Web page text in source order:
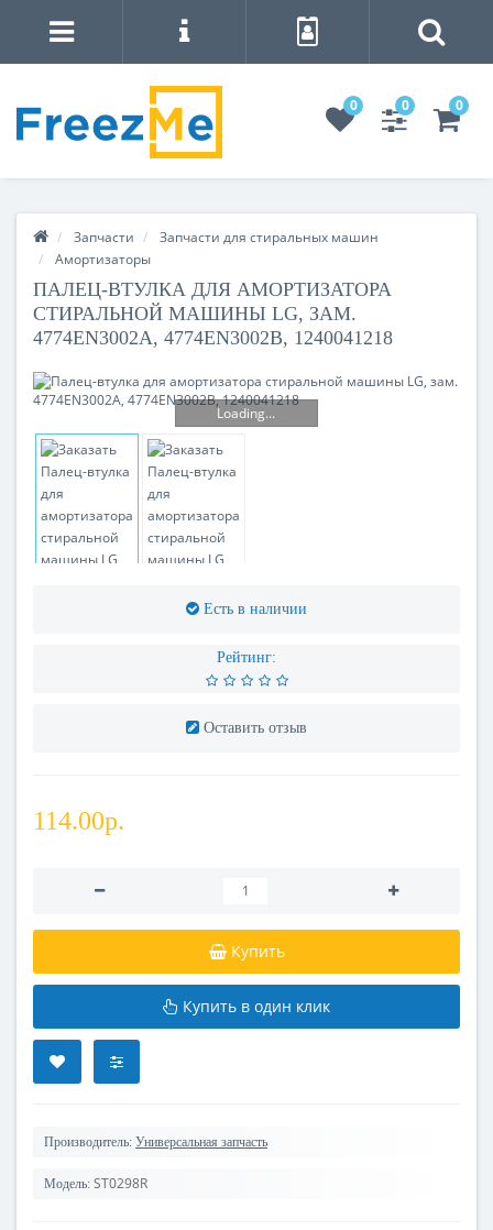
0 0 0
Запчасти
Запчасти для стиральных машин
Амортизаторы
ПАЛЕЦ-ВТУЛКА ДЛЯ АМОРТИЗАТОРА
СТИРАЛЬНОЙ МАШИНЫ LG, ЗАМ.
4774EN3002A, 4774EN3002B, 1240041218
Loading...
Есть в наличии
Рейтинг:
Оставить отзыв
114.00р.
Купить
Купить в один клик
Производитель: Универсальная запчасть
Модель: ST0298R